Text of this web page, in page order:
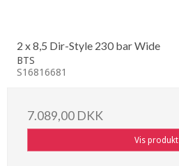
2 x 8,5 Dir-Style 230 bar Wide
BTS
S16816681
7.089,00 DKK
Vis produkt